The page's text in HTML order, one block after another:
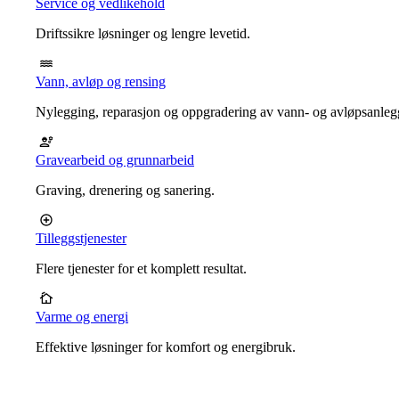
Driftssikre løsninger og lengre levetid.
Vann, avløp og rensing
Nylegging, reparasjon og oppgradering av vann- og
Gravearbeid og grunnarbeid
Graving, drenering og sanering.
Tilleggstjenester
Flere tjenester for et komplett resultat.
Varme og energi
Effektive løsninger for komfort og energibruk.